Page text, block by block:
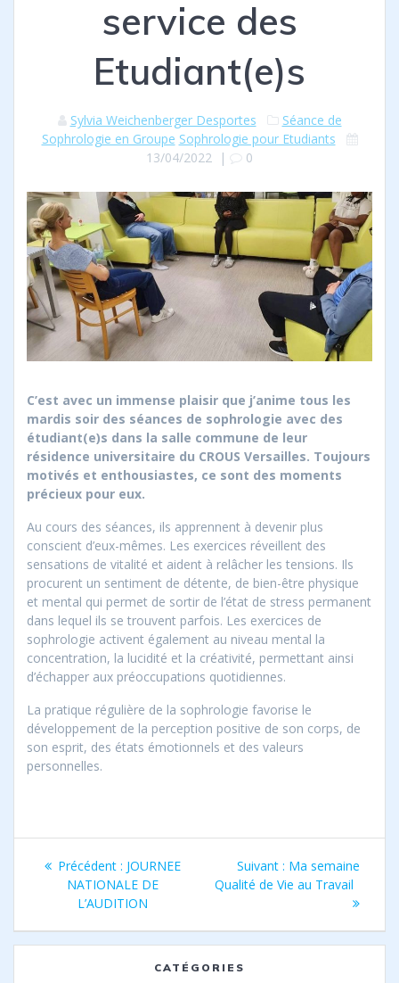
service des
Etudiant(e)s
Sylvia Weichenberger Desportes
Séance de
Sophrologie en Groupe Sophrologie pour Etudiants
13/04/2022 | 0
C’est avec un immense plaisir que j’anime tous les
mardis soir des séances de sophrologie avec des
étudiant(e)s dans la salle commune de leur
résidence universitaire du CROUS Versailles. Toujours
motivés et enthousiastes, ce sont des moments
précieux pour eux.
Au cours des séances, ils apprennent à devenir plus
conscient d’eux-mêmes. Les exercices réveillent des
sensations de vitalité et aident à relâcher les tensions. Ils
procurent un sentiment de détente, de bien-être physique
et mental qui permet de sortir de l’état de stress permanent
dans lequel ils se trouvent parfois. Les exercices de
sophrologie activent également au niveau mental la
concentration, la lucidité et la créativité, permettant ainsi
d’échapper aux préoccupations quotidiennes.
La pratique régulière de la sophrologie favorise le
développement de la perception positive de son corps, de
son esprit, des états émotionnels et des valeurs
personnelles.
Navigation
l’article
Précédent : Article
précédent
:
JOURNEE
NATIONALE DE
L’AUDITION
Suivant : Article
suivant
Ma semaine
Qualité de Vie au Travail
CATÉGORIES